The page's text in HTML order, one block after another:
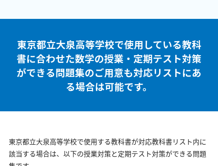
東京都立大泉高等学校で使用している教科
書に合わせた数学の授業・定期テスト対策
ができる問題集のご用意も対応リストにあ
る場合は可能です。
東京都立大泉高等学校で使用する教科書が対応教科書リスト内に
該当する場合は、以下の授業対策と定期テスト対策ができる問題